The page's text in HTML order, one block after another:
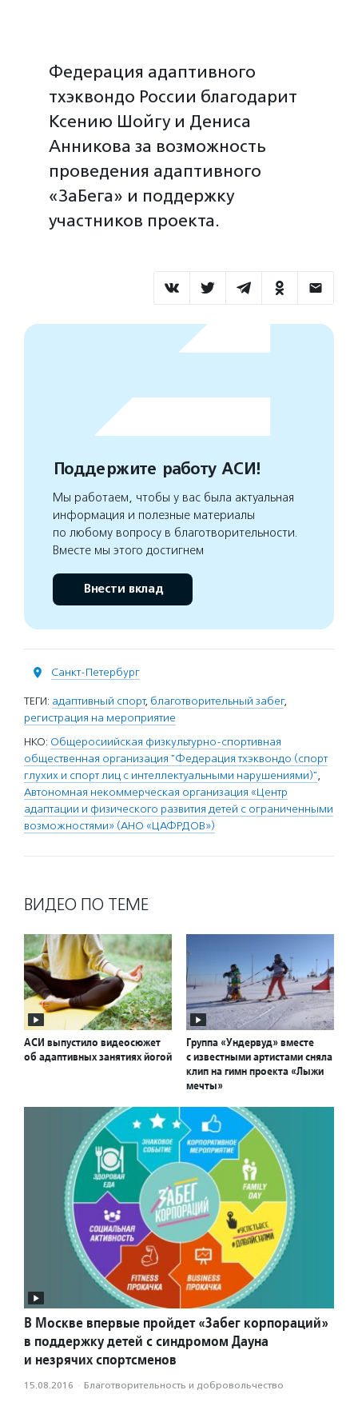
Федерация адаптивного
тхэквондо России благодарит
Ксению Шойгу и Дениса
Анникова за возможность
проведения адаптивного
«ЗаБега» и поддержку
участников проекта.
Поддержите работу АСИ!
Мы работаем, чтобы у вас была актуальная
информация и полезные материалы
по любому вопросу в благотворительности.
Вместе мы этого достигнем
Внести вклад
Санкт-Петербург
ТЕГИ: адаптивный спорт, благотворительный забег,
регистрация на мероприятие
НКО: Общеросиийская физкультурно-спортивная
общественная организация "Федерация тхэквондо (спорт
глухих и спорт лиц с интеллектуальными нарушениями)",
Автономная некоммерческая организация «Центр
адаптации и физического развития детей с ограниченными
возможностями» (АНО «ЦАФРДОВ»)
ВИДЕО ПО ТЕМЕ
АСИ выпустило видеосюжет
об адаптивных занятиях йогой
Группа «Ундервуд» вместе
с известными артистами сняла
клип на гимн проекта «Лыжи
мечты»
В Москве впервые пройдет «Забег корпораций»
в поддержку детей с синдромом Дауна
и незрячих спортсменов
15.08.2016 · Благотвори­тель­ность и доброволь­чест­во